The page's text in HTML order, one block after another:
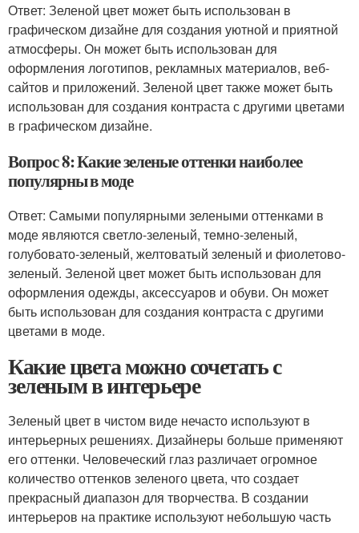
Ответ: Зеленой цвет может быть использован в
графическом дизайне для создания уютной и приятной
атмосферы. Он может быть использован для
оформления логотипов, рекламных материалов, веб-
сайтов и приложений. Зеленой цвет также может быть
использован для создания контраста с другими цветами
в графическом дизайне.
Вопрос 8: Какие зеленые оттенки наиболее
популярны в моде
Ответ: Самыми популярными зелеными оттенками в
моде являются светло-зеленый, темно-зеленый,
голубовато-зеленый, желтоватый зеленый и фиолетово-
зеленый. Зеленой цвет может быть использован для
оформления одежды, аксессуаров и обуви. Он может
быть использован для создания контраста с другими
цветами в моде.
Какие цвета можно сочетать с
зеленым в интерьере
Зеленый цвет в чистом виде нечасто используют в
интерьерных решениях. Дизайнеры больше применяют
его оттенки. Человеческий глаз различает огромное
количество оттенков зеленого цвета, что создает
прекрасный диапазон для творчества. В создании
интерьеров на практике используют небольшую часть